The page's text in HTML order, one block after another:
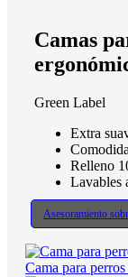
Camas
Green Label
Extra
Relleno
Lavables
Asesoramiento
Cama para